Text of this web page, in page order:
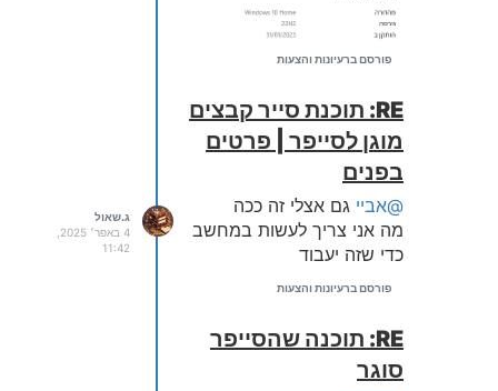
פורסם ברעיונות והצעות
RE: תוכנת סייר קבצים
מוגן לסייפר | פרטים
בפנים
@אביי גם אצלי זה ככה
מה אני צריך לעשות במחשב
כדי שזה יעבוד
פורסם ברעיונות והצעות
ג.שאול
11:42
RE: תוכנה שהסייפר
סוגר